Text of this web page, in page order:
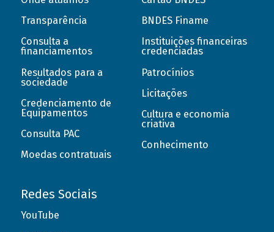
Transparência
Consulta a
financiamentos
Resultados para a
sociedade
Credenciamento de
Equipamentos
Consulta PAC
Moedas contratuais
BNDES Finame
Instituições financeiras
credenciadas
Patrocínios
Licitações
Cultura e economia
criativa
Conhecimento
Redes Sociais
YouTube